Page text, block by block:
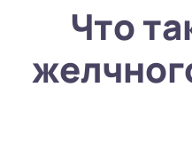
Что